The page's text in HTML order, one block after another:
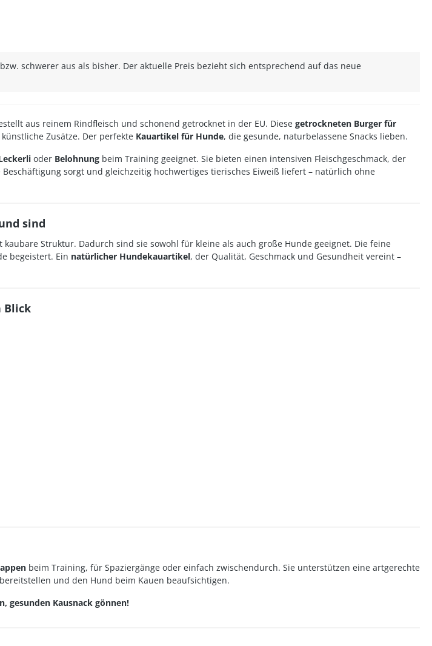
schwerer aus als bisher. Der aktuelle Preis bezieht sich entsprechend auf das neue
aus reinem Rindfleisch und schonend getrocknet in der EU. Diese getrockneten Burger für
Zusätze. Der perfekte Kauartikel für Hunde, die gesunde, naturbelassene Snacks lieben.
oder Belohnung beim Training geeignet. Sie bieten einen intensiven Fleischgeschmack, der
sorgt und gleichzeitig hochwertiges tierisches Eiweiß liefert – natürlich ohne
sind
Struktur. Dadurch sind sie sowohl für kleine als auch große Hunde geeignet. Die feine
begeistert. Ein natürlicher Hundekauartikel, der Qualität, Geschmack und Gesundheit vereint –
Blick
beim Training, für Spaziergänge oder einfach zwischendurch. Sie unterstützen eine artgerechte
und den Hund beim Kauen beaufsichtigen.
gesunden Kausnack gönnen!